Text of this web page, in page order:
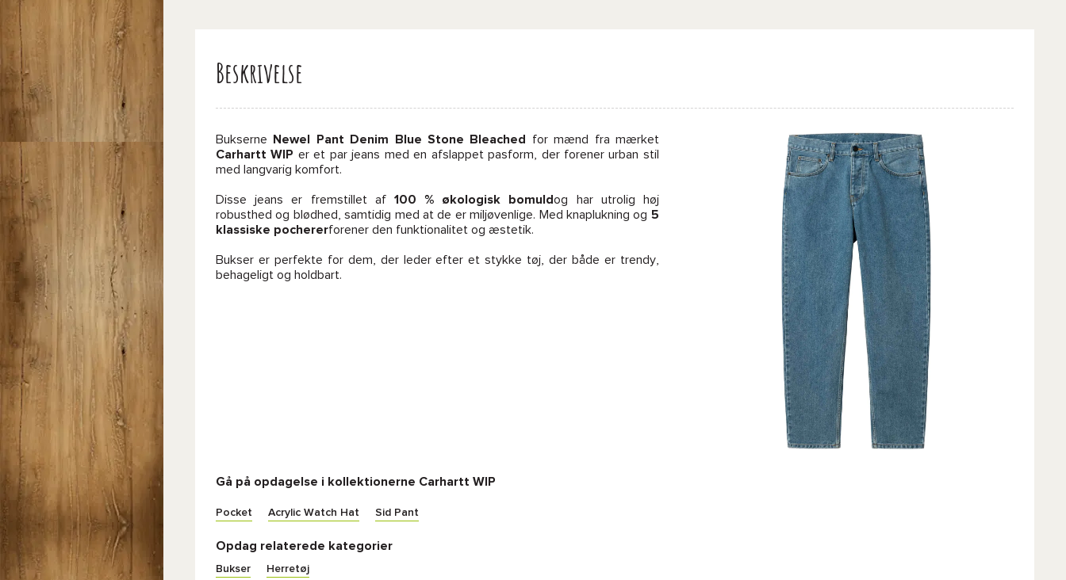
Beskrivelse
Bukserne Newel Pant Denim Blue Stone Bleached
for mænd fra mærket
Carhartt WIP er et par jeans med en afslappet pasform, der forener urban stil
med langvarig komfort.
Disse jeans er fremstillet af 100 % økologisk bomuldog har utrolig høj
robusthed og blødhed, samtidig med at de er miljøvenlige. Med knaplukning og 5
klassiske pochererforener den funktionalitet og æstetik.
Bukser er perfekte for dem, der leder efter et stykke tøj, der både er trendy,
behageligt og holdbart.
Gå på opdagelse i kollektionerne Carhartt WIP
Pocket Acrylic Watch Hat Sid Pant
Opdag relaterede kategorier
Bukser Herretøj